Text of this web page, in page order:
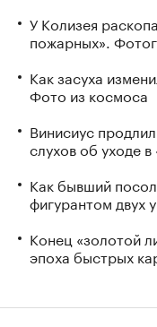
У Колизея
пожарных».
Как засуха
Фото из космоса
Винисиус
слухов об уходе
Как бывший
фигурантом двух
Конец «золотой
эпоха быстрых